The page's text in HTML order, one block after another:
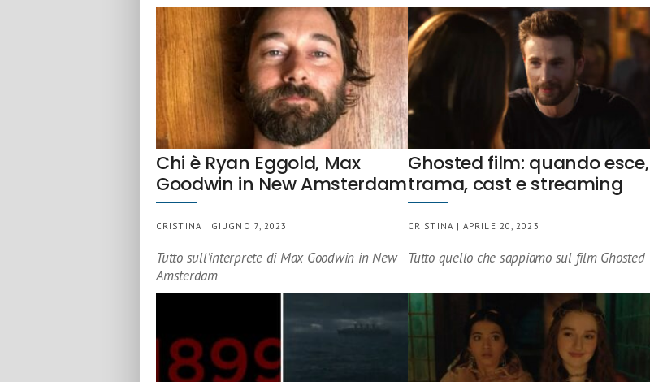
Chi è Ryan Eggold, Max
Goodwin in New Amsterdam
CRISTINA | GIUGNO 7, 2023
Tutto sull’interprete di Max Goodwin in New
Amsterdam
Ghosted film: quando esce,
trama, cast e streaming
CRISTINA | APRILE 20, 2023
Tutto quello che sappiamo sul film Ghosted